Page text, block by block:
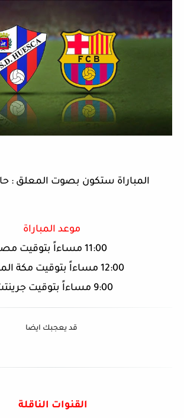
المباراة ستكون بصوت المعلق :
موعد المباراة
11:00 مساءاً بتوقيت مصر
12:00 مساءاً بتوقيت مكة المكرمة
9:00 مساءاً بتوقيت جرينتش
قد يعجبك ايضا
القنوات الناقلة